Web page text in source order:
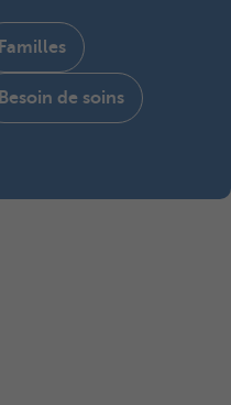
Familles
Besoin de soins